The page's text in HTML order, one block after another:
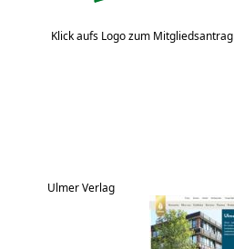
Klick aufs Logo zum Mitgliedsantrag
Ulmer Verlag